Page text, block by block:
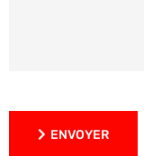
ENVOYER